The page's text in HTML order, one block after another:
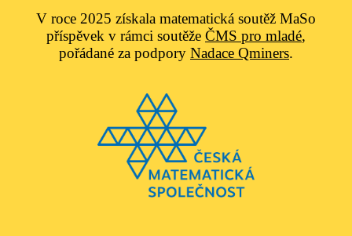
V roce 2025 získala matematická soutěž MaSo
příspěvek v rámci soutěže ČMS pro mladé,
pořádané za podpory Nadace Qminers.